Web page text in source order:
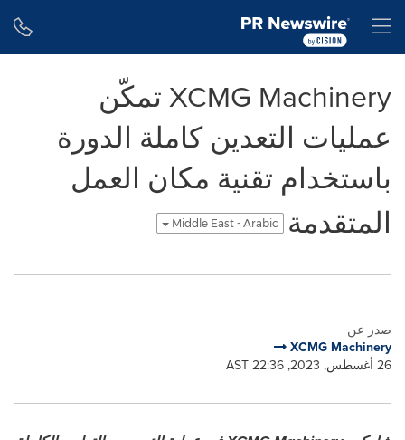
XCMG Machinery تمكّن
عمليات التعدين كاملة الدورة
باستخدام تقنية مكان العمل
المتقدمة
Middle East - Arabic
صدر عن
XCMG Machinery
26 أغسطس, 2023, 22:36 AST